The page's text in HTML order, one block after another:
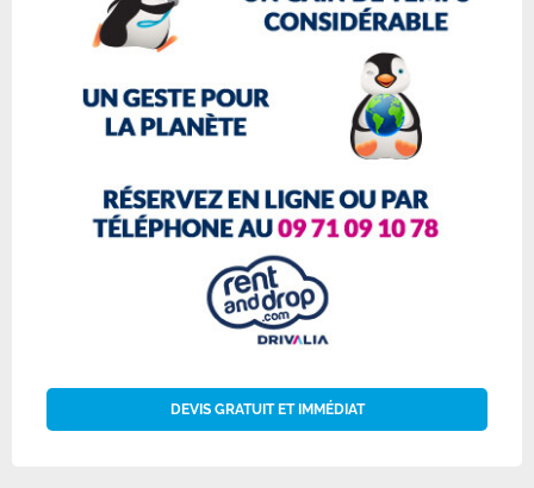
DEVIS GRATUIT ET IMMÉDIAT